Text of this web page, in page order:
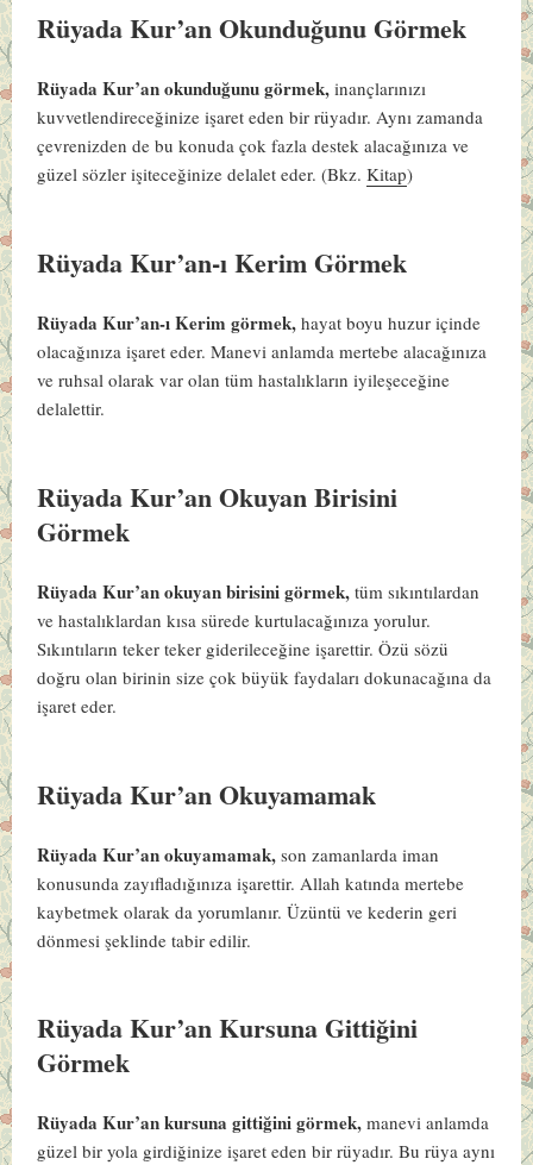
Rüyada Kur’an Okunduğunu Görmek
Rüyada Kur’an okunduğunu görmek,inançlarınızı
kuvvetlendireceğinize işaret eden bir rüyadır. Aynı zamanda
çevrenizden de bu konuda çok fazla destek alacağınıza ve
güzel sözler işiteceğinize delalet eder.(Bkz.Kitap)
Rüyada Kur’an-ı Kerim Görmek
Rüyada Kur’an-ı Kerim görmek,hayat boyu huzur içinde
olacağınıza işaret eder. Manevi anlamda mertebe alacağınıza
ve ruhsal olarak var olan tüm hastalıkların iyileşeceğine
delalettir.
Rüyada Kur’an Okuyan Birisini
Görmek
Rüyada Kur’an okuyan birisini görmek,tüm sıkıntılardan
ve hastalıklardan kısa sürede kurtulacağınıza yorulur.
Sıkıntıların teker teker giderileceğine işarettir. Özü sözü
doğru olan birinin size çok büyük faydaları dokunacağına da
işaret eder.
Rüyada Kur’an Okuyamamak
Rüyada Kur’an okuyamamak,son zamanlarda iman
konusunda zayıfladığınıza işarettir. Allah katında mertebe
kaybetmek olarak da yorumlanır. Üzüntü ve kederin geri
dönmesi şeklinde tabir edilir.
Rüyada Kur’an Kursuna Gittiğini
Görmek
Rüyada Kur’an kursuna gittiğini görmek,manevi anlamda
güzel bir yola girdiğinize işaret eden bir rüyadır. Bu rüya aynı